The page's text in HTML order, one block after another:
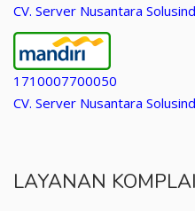
CV. Server Nusantara
1710007700050
CV. Server Nusantara
LAYANAN